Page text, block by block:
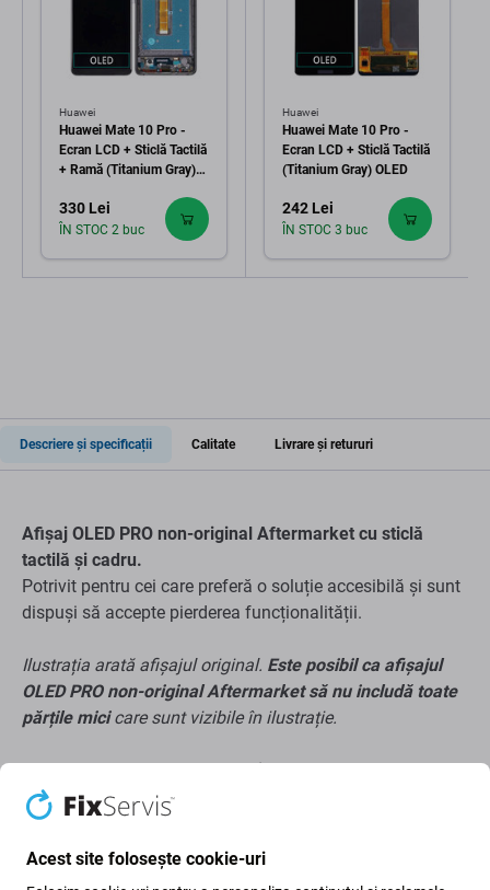
Huawei
Huawei Mate 10 Pro -
Ecran LCD + Sticlă Tactilă
+ Ramă (Titanium Gray)
330 Lei
ÎN STOC 2 buc
Huawei
Huawei Mate 10 Pro -
Ecran LCD + Sticlă Tactilă
(Titanium Gray) OLED
242 Lei
ÎN STOC 3 buc
Descriere și specificații Calitate Livrare și retururi
Afișaj OLED PRO non-original Aftermarket cu sticlă
tactilă și cadru.
Potrivit pentru cei care preferă o soluție accesibilă și sunt
dispuși să accepte pierderea funcționalității.
Ilustrația arată afișajul original. Este posibil ca afișajul
OLED PRO non-original Aftermarket să nu includă toate
părțile micicare sunt vizibile în ilustrație.
Fabricat de o terță parte, nu direct de producătorul
echipamentului.
Acest site folosește cookie-uri